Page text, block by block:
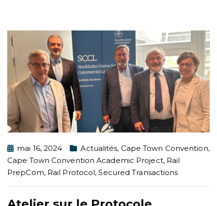
mai 16, 2024 Actualités, Cape Town Convention,
Cape Town Convention Academic Project, Rail
PrepCom, Rail Protocol,Secured Transactions